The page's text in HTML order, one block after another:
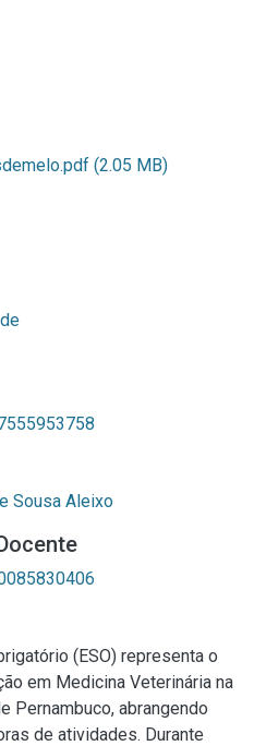
(2.05 MB)
Sousa Aleixo
(ESO) representa o
em Medicina Veterinária na
Pernambuco, abrangendo
de atividades. Durante